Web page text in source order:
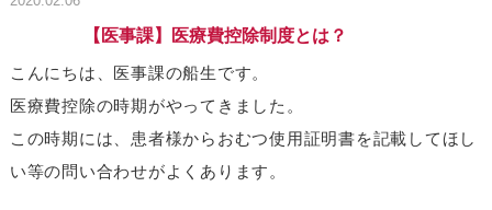
【医事課】医療費控除制度とは？
こんにちは、医事課の船生です。
医療費控除の時期がやってきました。
この時期には、患者様からおむつ使用証明書を記載してほし
い等の問い合わせがよくあります。